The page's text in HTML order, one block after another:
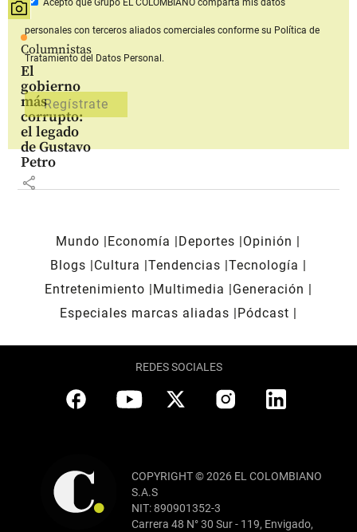
Columnistas
El
gobierno
más
corrupto:
el legado
de Gustavo
Petro
share
Acepto que Grupo EL COLOMBIANOcomparta mis datos
personales con terceros aliados comerciales conforme su Política de
Tratamiento del Datos Personal.
Mundo Economía Deportes
Opinión
Blogs
Cultura Tendencias Tecnología
Entretenimiento
Multimedia
Generación
Especiales marcas aliadas
Pódcast
REDES SOCIALES
COPYRIGHT © 2026 EL COLOMBIANO
S.A.S
NIT: 890901352-3
Carrera 48 N° 30 Sur - 119, Envigado,